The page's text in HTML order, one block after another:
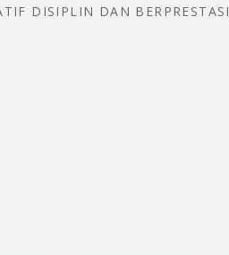
DISIPLIN DAN BERPRESTASI